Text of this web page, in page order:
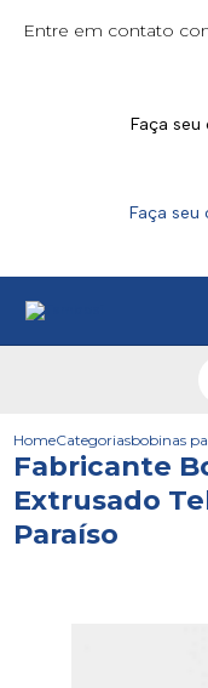
Entre em contato
Faça
Faça
HomeCategoriasbobinas
Fabricante
Extrusado
Paraíso